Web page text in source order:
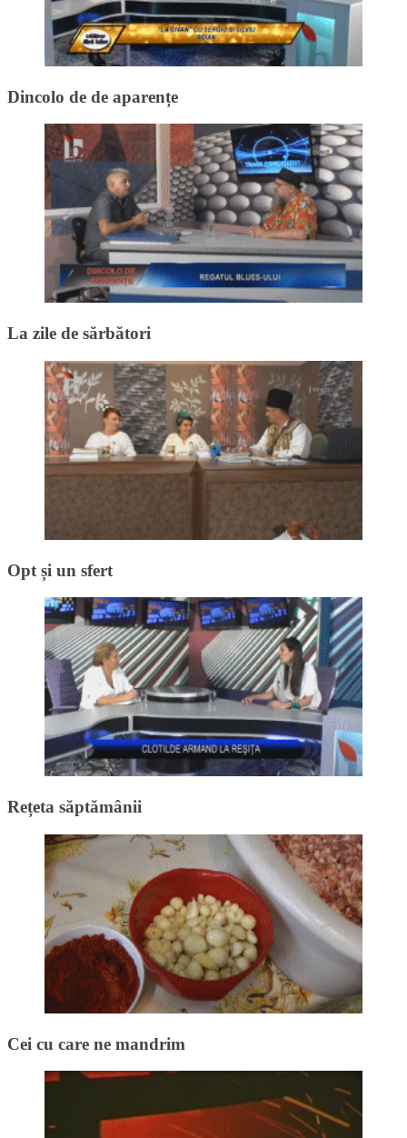
Dincolo de de aparențe
La zile de sărbători
Opt și un sfert
Rețeta săptămânii
Cei cu care ne mandrim